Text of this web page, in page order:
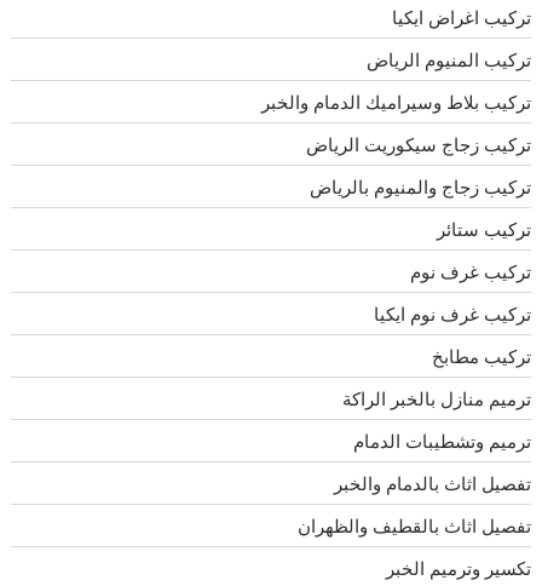
تركيب اغراض ايكيا
تركيب المنيوم الرياض
تركيب بلاط وسيراميك الدمام والخبر
تركيب زجاج سيكوريت الرياض
تركيب زجاج والمنيوم بالرياض
تركيب ستائر
تركيب غرف نوم
تركيب غرف نوم ايكيا
تركيب مطابخ
ترميم منازل بالخبر الراكة
ترميم وتشطيبات الدمام
تفصيل اثاث بالدمام والخبر
تفصيل اثاث بالقطيف والظهران
تكسير وترميم الخبر